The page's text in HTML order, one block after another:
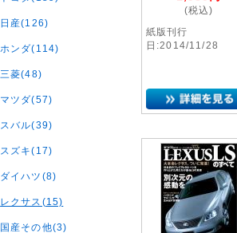
(税込)
紙版刊行
日:2014/11/28
日産(126)
ホンダ(114)
三菱(48)
マツダ(57)
スバル(39)
スズキ(17)
ダイハツ(8)
レクサス(15)
国産その他(3)